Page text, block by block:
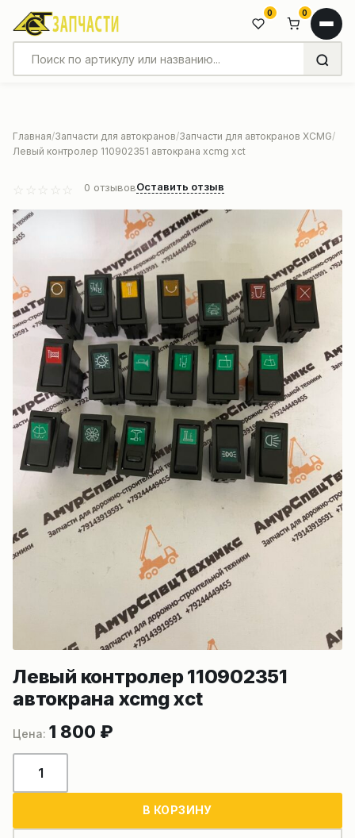
0 0
Главная Запчасти для автокранов Запчасти для автокранов XCMG
Левый контролер 110902351 автокрана xcmg xct
0 отзывовОставить отзыв
Левый контролер 110902351
автокрана xcmg xct
1 800 ₽
товара
В КОРЗИНУ